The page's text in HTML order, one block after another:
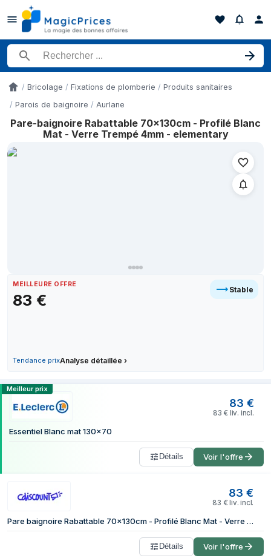
Rechercher un produit
AccueilBricolage Fixations de plomberie
Produits sanitaires
Parois de baignoire
Aurlane
Pare-baignoire Rabattable 70x130cm - Profilé Blanc
Mat - Verre Trempé 4mm - elementary
MEILLEURE OFFRE
83 €
Stable
Tendance prixAnalyse détaillée ›
Historique des prix de Pare-baignoire Rabattable 70x130cm
Date
9 mai 2026
28 juin 2026
28 juin 2026
4 juillet 2026
31 juillet 2026
Comparer les prix de Pare-baignoire
Meilleur prix
83 €
83 € liv. incl.
Essentiel Blanc mat 130x70
Détails Voir l'offre
83 €
83 € liv. incl.
Pare baignoire Rabattable 70x130cm - Profilé Blanc Mat - Verre Trempé 4mm - ELEMENTARY
Détails Voir l'offre